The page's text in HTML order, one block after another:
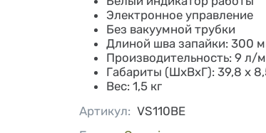
Электронное управление
Без вакуумной трубки
Длиной шва запайки: 300
Производительность: 9 л/
Габариты (ШхВхГ): 39,8 х
Вес: 1,5 кг
Артикул: VS110BE